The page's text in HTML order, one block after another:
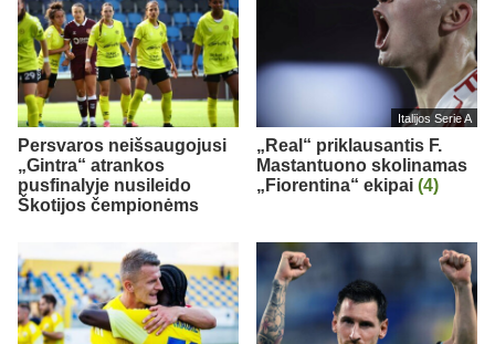
Persvaros neišsaugojusi
„Gintra“ atrankos
pusfinalyje nusileido
Škotijos čempionėms
Italijos Serie A
„Real“ priklausantis F.
Mastantuono skolinamas
„Fiorentina“ ekipai (4)